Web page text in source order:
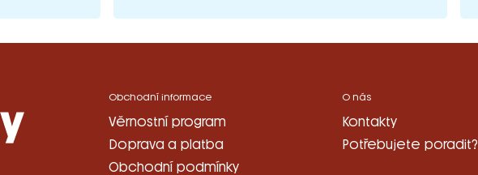
Obchodní informace
Věrnostní program
Doprava a platba
Obchodní podmínky
O nás
Kontakty
Potřebujete poradit?